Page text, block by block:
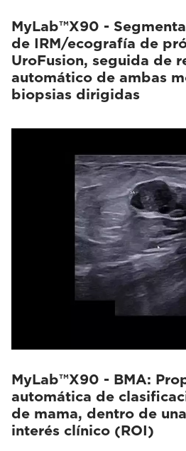
MyLab™X90 -
de IRM/ecografía de
UroFusion, seguida de
automático de ambas
biopsias dirigidas
MyLab™X90 - BMA:
automática de
de mama, dentro de
interés clínico (ROI)